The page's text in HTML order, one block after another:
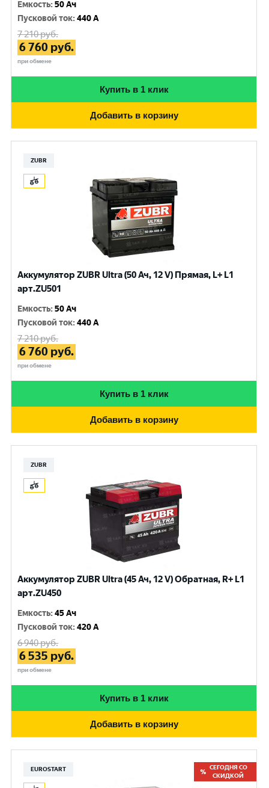
Емкость:50 Ач
Пусковой ток:440 A
7 210руб.
6 760 руб.
при обмене
Купить в 1 клик
Добавить в корзину
ZUBR
Аккумулятор ZUBR Ultra (50 Ач, 12 V) Прямая, L+ L1
арт.ZU501
Емкость:50 Ач
Пусковой ток:440 A
7 210руб.
6 760 руб.
при обмене
Купить в 1 клик
Добавить в корзину
ZUBR
Аккумулятор ZUBR Ultra (45 Ач, 12 V) Обратная, R+ L1
арт.ZU450
Емкость:45 Ач
Пусковой ток:420 A
6 940руб.
6 535 руб.
при обмене
Купить в 1 клик
Добавить в корзину
EUROSTART
СЕГОДНЯ СО
СКИДКОЙ